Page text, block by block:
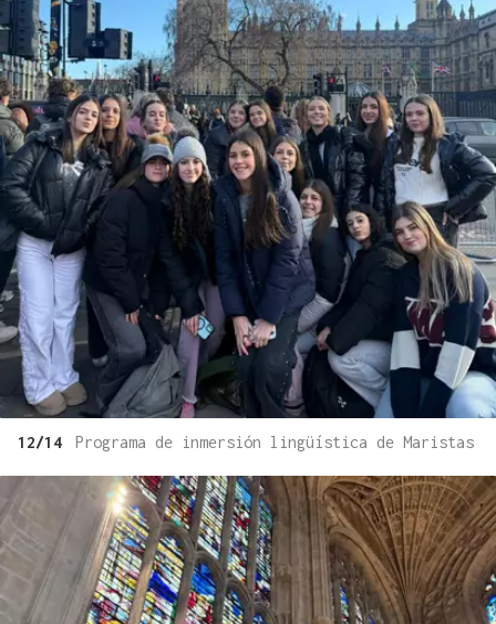
12/14 Programa de inmersión lingüística de Maristas